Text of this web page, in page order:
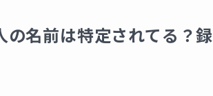
の名前は特定されてる？録